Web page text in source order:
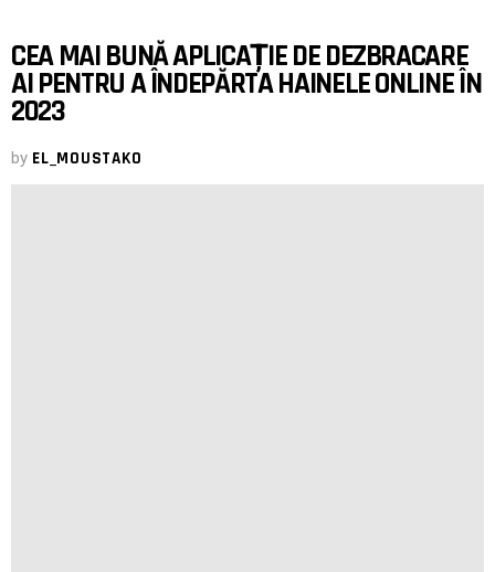
CEA MAI BUNĂ APLICAȚIE DE DEZBRACARE
AI PENTRU A ÎNDEPĂRTA HAINELE ONLINE ÎN
2023
by EL_MOUSTAKO